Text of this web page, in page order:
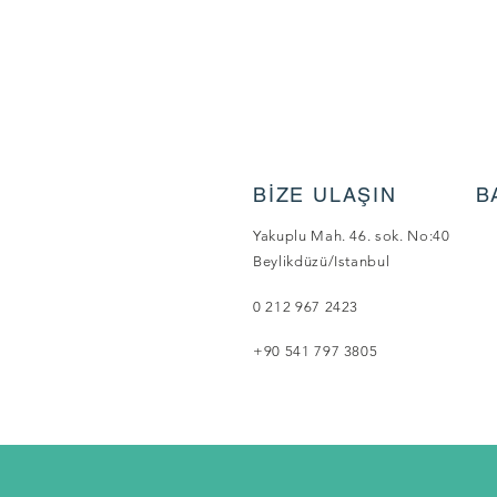
BİZE ULAŞIN
Yakuplu Mah. 46. sok. No:40
Beylikdüzü/Istanbul
0 212 967 2423
+90 541 797 3805